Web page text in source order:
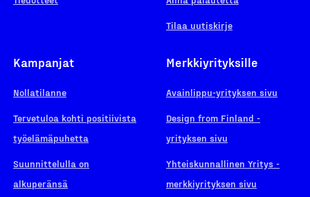
Tilaa uutiskirje
Kampanjat
Nollatilanne
Tervetuloa kohti positiivista
työelämäpuhetta
Suunnittelulla on
alkuperänsä
Merkkiyrityksille
Avainlippu-yrityksen sivu
Design from Finland -
yrityksen sivu
Yhteiskunnallinen Yritys -
merkkiyrityksen sivu